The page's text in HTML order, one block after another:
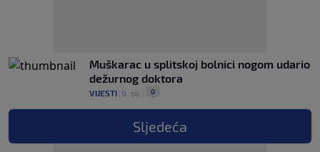
Muškarac u splitskoj bolnici nogom udario
dežurnog doktora
VIJESTI 9. sij. 0
Sljedeća